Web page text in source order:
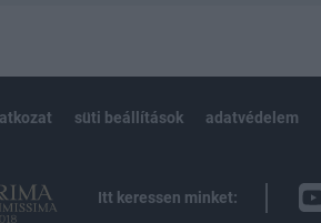
süti beállítások adatvédelem
Itt keressen minket: